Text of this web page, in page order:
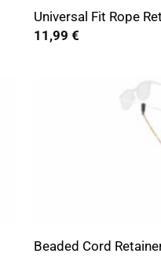
Universal Fit Rope
11,99 €
Beaded Cord